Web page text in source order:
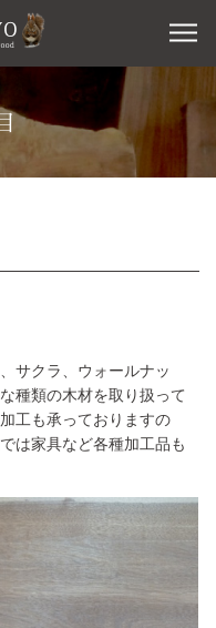
サクラ、ウォールナッ
種類の木材を取り扱って
工も承っておりますの
は家具など各種加工品も